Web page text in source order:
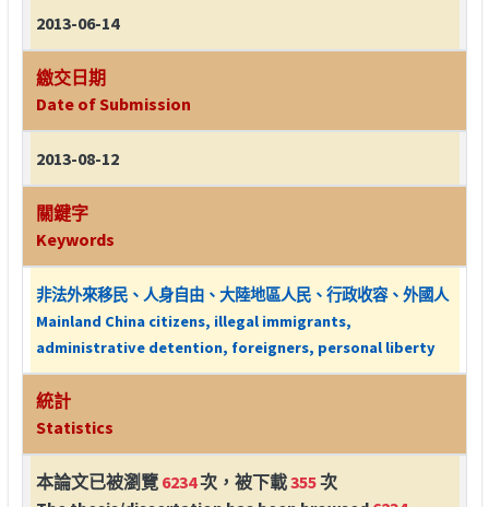
2013-06-14
繳交日期
Date of Submission
2013-08-12
關鍵字
Keywords
非法外來移民、人身自由、大陸地區人民、行政收容、外國人
Mainland China citizens, illegal immigrants,
administrative detention, foreigners, personal liberty
統計
Statistics
本論文已被瀏覽 6234次，被下載355次